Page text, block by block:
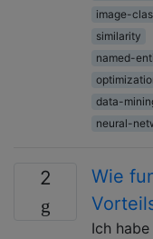
image-
similarity
named-
data-
neural-
2
Wie
Ich